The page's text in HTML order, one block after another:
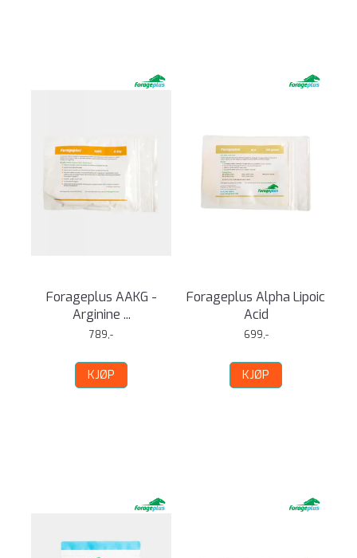
Forageplus AAKG -
Arginine ...
789,-
KJØP
Forageplus Alpha Lipoic
Acid
699,-
KJØP